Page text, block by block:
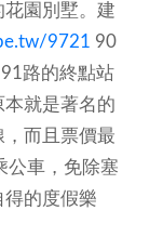
園別墅。建
9721 90
路的終點站
就是著名的
而且票價最
公車，免除塞
的度假樂